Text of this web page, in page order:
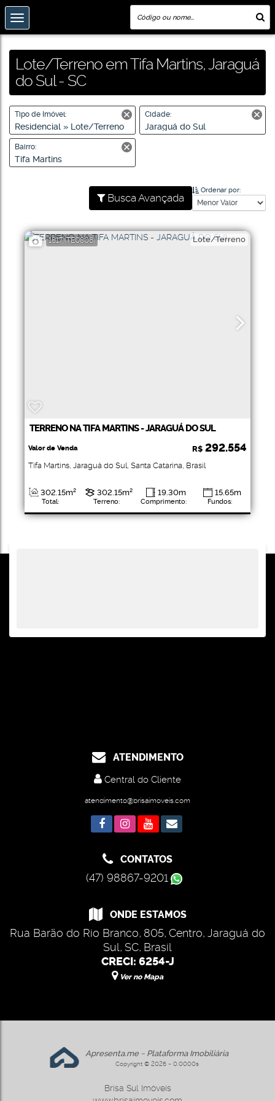
Lote/Terreno em Tifa Martins, Jaraguá
do Sul - SC
Tipo de Imóvel:
Residencial » Lote/Terreno
Cidade:
Jaraguá do Sul
Bairro:
Tifa Martins
Busca Avançada
Ordenar por:
1817 (TE0806) Lote/Terreno
TERRENO NA TIFA MARTINS - JARAGUÁ DO SUL
R$ 292.554
Valor de Venda
Tifa Martins, Jaraguá do Sul, Santa Catarina, Brasil
Total:
302 .15m²
Terreno:
302 .15m²
Comprimento:
19.30m
Fundos:
15 .65m
Frente:
15.70m
ATENDIMENTO
Central do Cliente
atendimento@brisaimoveis.com
CONTATOS
(47) 98867-9201
ONDE ESTAMOS
Rua Barão do Rio Branco, 805, Centro, Jaraguá do
Sul, SC, Brasil
CRECI: 6254-J
Ver no Mapa
Apresenta.me ~ Plataforma Imobiliária
Copyright © 2026 ~ 0.0000s
Brisa Sul Imóveis